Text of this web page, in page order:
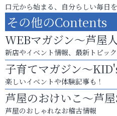
口元から始まる、自分らしい毎日を
その他のContents
WEBマガジン～芦屋
新店やイベント情報、最新トピッ
子育てマガジン～
楽しいイベントや体験記事も！
芦屋のおけいこ～芦
芦屋のおしゃれなお稽古情報